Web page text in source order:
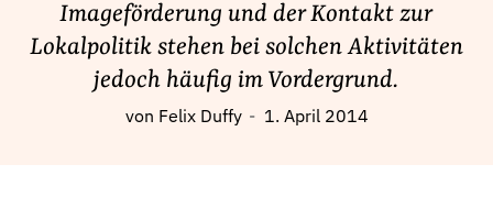
Lobbykontrolle und Regeln
Lobbyismus und Klima
Macht der Digitalkonzerne
Spenden & Fördern
Imageförderung und der Kontakt zur
Lokalpolitik stehen bei solchen Aktivitäten
jedoch häufig im Vordergrund.
von Felix Duffy 1. April 2014